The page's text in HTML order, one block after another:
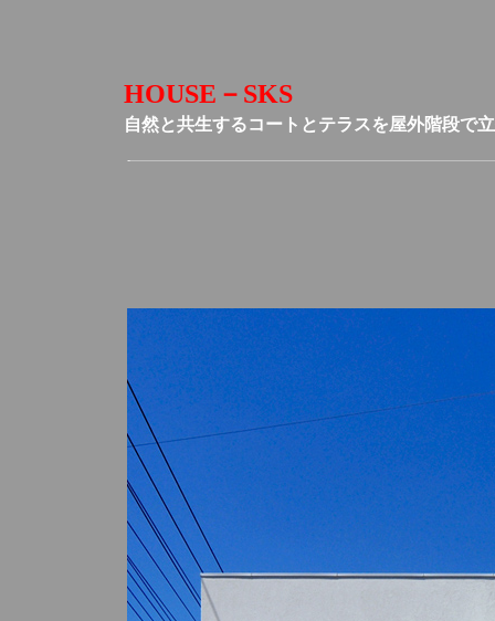
HOUSE－SKS
自然と共生するコートとテラスを屋外階段で